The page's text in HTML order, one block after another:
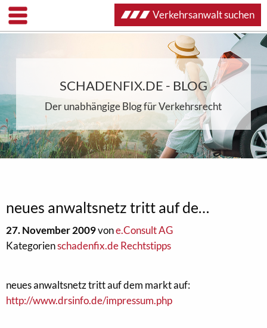
SCHADENFIX.DE - BLOG
Der unabhängige Blog für Verkehrsrecht
neues anwaltsnetz tritt auf de…
27. November 2009vone.Consult AG
Kategorienschadenfix.de Rechtstipps
neues anwaltsnetz tritt auf dem markt auf:
http://www.drsinfo.de/impressum.php
Verkehrsanwalt suchen